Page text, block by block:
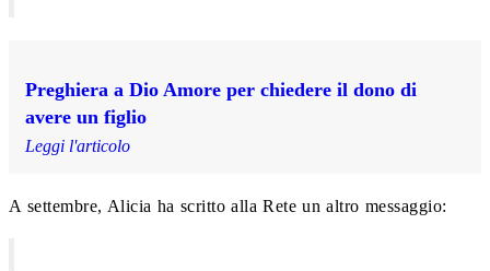
Preghiera a Dio Amore per chiedere il dono di
avere un figlio
Leggi l'articolo
A settembre, Alicia ha scritto alla Rete un altro messaggio: